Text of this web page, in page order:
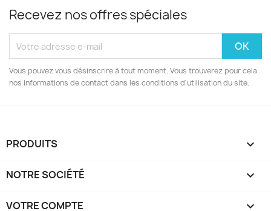
Recevez nos offres spéciales
Vous pouvez vous désinscrire à tout moment. Vous trouverez pour cela
nos informations de contact dans les conditions d'utilisation du site.
PRODUITS 
NOTRE SOCIÉTÉ 
VOTRE COMPTE 